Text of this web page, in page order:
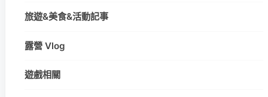
旅遊&美食&活動記事
露營 Vlog
遊戲相關